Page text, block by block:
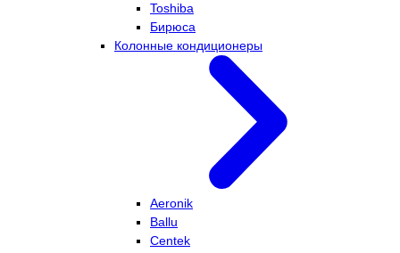
Toshiba
Бирюса
Колонные кондиционеры
Aeronik
Ballu
Centek